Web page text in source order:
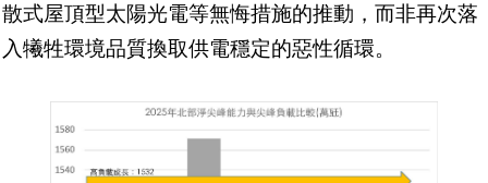
散式屋頂型太陽光電等無悔措施的推動，而非再次落
入犧牲環境品質換取供電穩定的惡性循環。